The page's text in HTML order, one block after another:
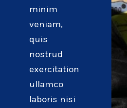
minim
veniam,
quis
nostrud
exercitation
ullamco
laboris nisi